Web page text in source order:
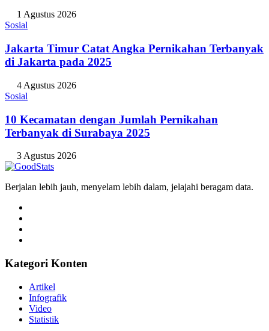
1 Agustus 2026
Sosial
Jakarta Timur Catat Angka Pernikahan Terbanyak
di Jakarta pada 2025
4 Agustus 2026
Sosial
10 Kecamatan dengan Jumlah Pernikahan
Terbanyak di Surabaya 2025
3 Agustus 2026
Berjalan lebih jauh, menyelam lebih dalam, jelajahi beragam data.
Kategori Konten
Artikel
Infografik
Video
Statistik